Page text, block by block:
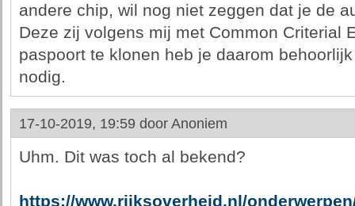
andere chip, wil nog niet zeggen dat je de
Deze zij volgens mij met Common Criterial
paspoort te klonen heb je daarom
nodig.
17-10-2019, 19:59 door Anoniem
Uhm. Dit was toch al bekend?
https://www.rijksoverheid.nl/